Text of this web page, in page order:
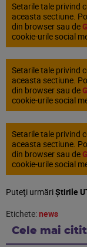
Setarile tale privind
aceasta sectiune.
din browser sau de
cookie-urile social
Setarile tale privind
aceasta sectiune.
din browser sau de
cookie-urile social
Setarile tale privind
aceasta sectiune.
din browser sau de
cookie-urile social
Puteţi urmăriȘtirile
Etichete:news
Cele mai